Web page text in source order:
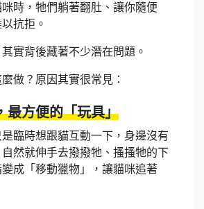
時，牠們躺著翻肚、讓你隨便
抗拒。
實背後藏著不少潛在問題。
做？原因其實很常見：
最方便的「玩具」
臨時想跟貓互動一下，身邊沒有
然就伸手去撥撥牠、搔搔牠的下
成「移動獵物」，讓貓咪追著